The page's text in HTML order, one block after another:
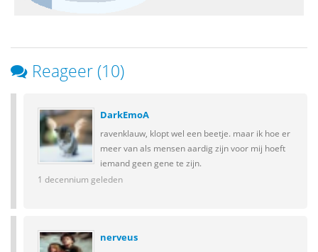
Reageer (10)
DarkEmoA
ravenklauw, klopt wel een beetje. maar ik hoe er
meer van als mensen aardig zijn voor mij hoeft
iemand geen gene te zijn.
1 decennium geleden
nerveus